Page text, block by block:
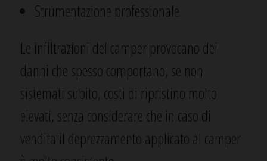
Strumentazione professionale
Le infiltrazioni del camper provocano dei
danni che spesso comportano, se non
sistemati subito, costi di ripristino molto
elevati, senza considerare che in caso di
vendita il deprezzamento applicato al camper